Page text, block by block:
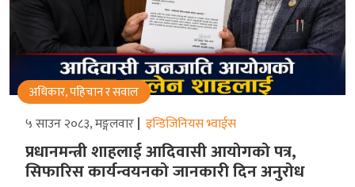
अधिकार, पहिचान र सवाल
५ साउन २०८३, मङ्गलवार इन्डिजिनियस भ्वाईस
प्रधानमन्त्री शाहलाई आदिवासी आयोगको पत्र,
सिफारिस कार्यन्वयनको जानकारी दिन अनुरोध